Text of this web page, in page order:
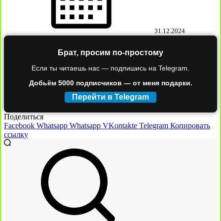
31.12.2024
Брат, просим по-простому
Если ты читаешь нас — подпишись на Telegram.
Добьём 5000 подписчиков — от меня подарки.
Перейти в Telegram
Поделиться
Facebook Whatsapp Whatsapp VKontakte Telegram Копировать
ссылку